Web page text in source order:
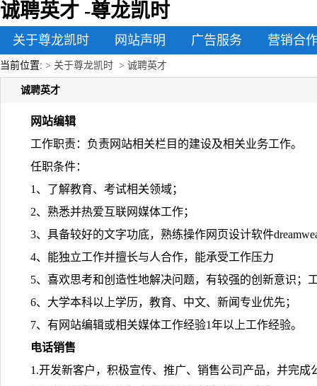
诚聘英才 -尊龙凯时
关于尊龙凯时 网站声明 广告服务 营销合
当前位置: > 关于尊龙凯时 > 诚聘英才
诚聘英才
网站编辑
工作职责：负责网站相关栏目的建设及相关业务工作。
任职条件：
1、了解教育、考试相关领域；
2、熟悉并热爱互联网媒体工作；
3、具备较好的文字功底，熟练操作网页设计软件
4、能独立工作并擅长与人合作，能承受工作压力
5、喜欢思考和创造性地解决问题，有较强的创新意识；
6、大学本科以上学历，教育、中文、新闻专业优先；
7、有网站编辑或相关媒体工作经验1年以上工作经验。
电话销售
1.开发新客户，积极宣传、推广、销售公司产品，并完成